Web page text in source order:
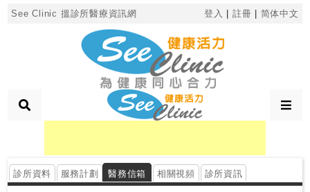
See Clinic 搵診所醫療資訊網 登入 註冊 简体中文
診
所
搜
×
診所資料 服務計劃 醫務信箱 相關視頻 診所資訊